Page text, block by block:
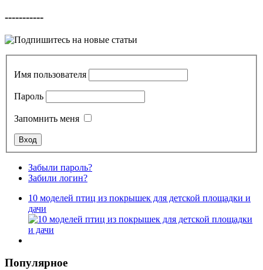
-----------
Имя пользователя
Пароль
Запомнить меня
Забыли пароль?
Забили логин?
10 моделей птиц из покрышек для детской площадки и
дачи
Популярное